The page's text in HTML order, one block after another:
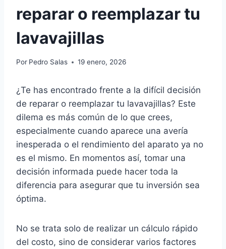
reparar o reemplazar tu
lavavajillas
Por Pedro Salas 19 enero, 2026
¿Te has encontrado frente a la difícil decisión
de reparar o reemplazar tu lavavajillas? Este
dilema es más común de lo que crees,
especialmente cuando aparece una avería
inesperada o el rendimiento del aparato ya no
es el mismo. En momentos así, tomar una
decisión informada puede hacer toda la
diferencia para asegurar que tu inversión sea
óptima.
No se trata solo de realizar un cálculo rápido
del costo, sino de considerar varios factores